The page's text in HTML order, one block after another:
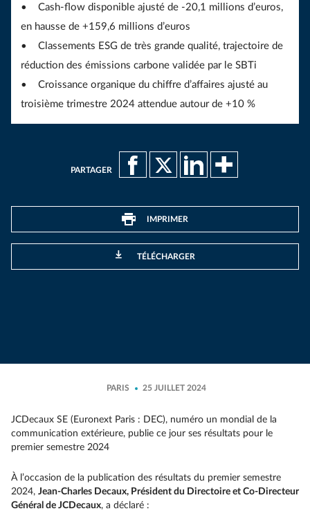
• Cash-flow disponible ajusté de -20,1 millions d’euros,
en hausse de +159,6 millions d’euros
• Classements ESG de très grande qualité, trajectoire de
réduction des émissions carbone validée par le SBTi
• Croissance organique du chiffre d’affaires ajusté au
troisième trimestre 2024 attendue autour de +10 %
PARTAGER
IMPRIMER
TÉLÉCHARGER
PARIS 25 JUILLET 2024
JCDecaux SE (Euronext Paris : DEC), numéro un mondial de la
communication extérieure, publie ce jour ses résultats pour le
premier semestre 2024
À l’occasion de la publication des résultats du premier semestre
2024, Jean-Charles Decaux, Président du Directoire et Co-Directeur
Général de JCDecaux, a déclaré :